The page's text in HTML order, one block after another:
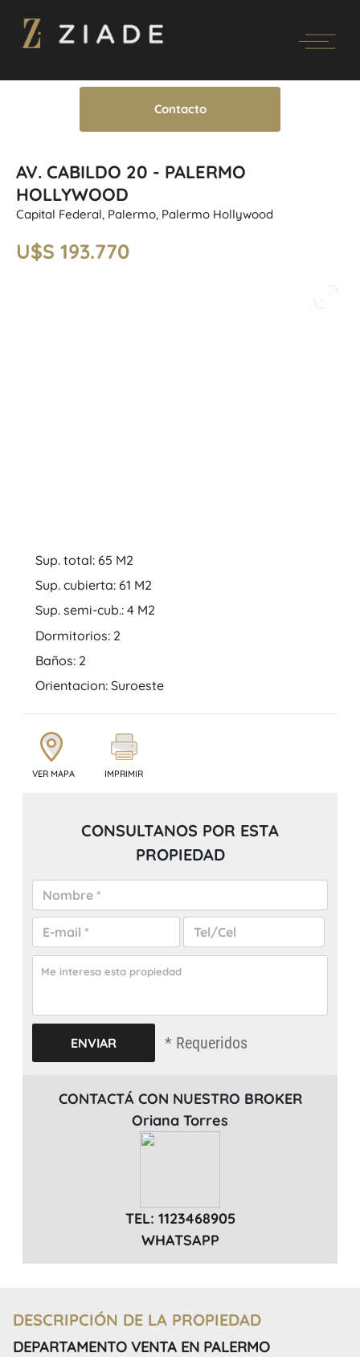
Contacto
AV. CABILDO 20 - PALERMO
HOLLYWOOD
Capital Federal, Palermo, Palermo Hollywood
U$S 193.770
Sup. total: 65 M2
Sup. cubierta: 61 M2
Sup. semi-cub.: 4 M2
Dormitorios: 2
Baños: 2
Orientacion: Suroeste
VER MAPA IMPRIMIR
CONSULTANOS POR ESTA
PROPIEDAD
* Requeridos
CONTACTÁ CON NUESTRO BROKER
Oriana Torres
TEL: 1123468905
WHATSAPP
DESCRIPCIÓN DE LA PROPIEDAD
DEPARTAMENTO VENTA EN PALERMO